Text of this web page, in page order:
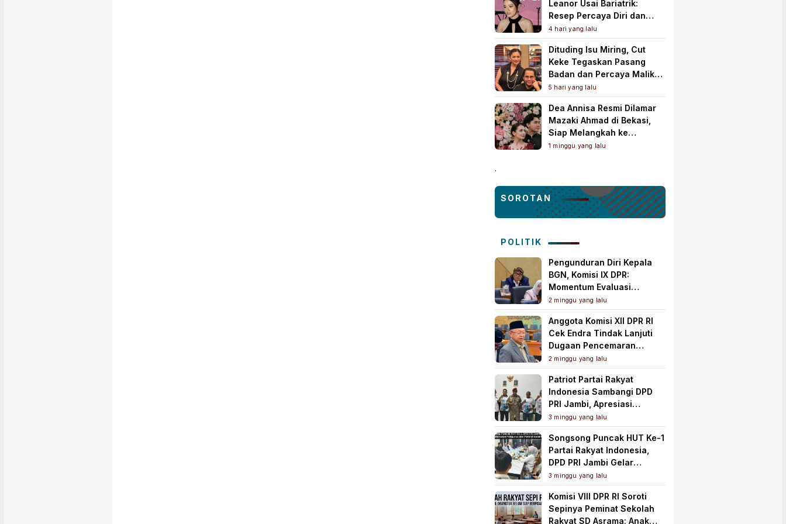
Leanor Usai Bariatrik:
Resep Percaya Diri dan
Rahasia Body Shaping
Tampil Standout
4 hari yang lalu
Dituding Isu Miring, Cut
Keke Tegaskan Pasang
Badan dan Percaya Malik
Bawazier
5 hari yang lalu
Dea Annisa Resmi Dilamar
Mazaki Ahmad di Bekasi,
Siap Melangkah ke
Pelaminan
1 minggu yang lalu
.
SOROTAN
POLITIK
Pengunduran Diri Kepala
BGN, Komisi IX DPR:
Momentum Evaluasi
Menyeluruh Program MBG
2 minggu yang lalu
Anggota Komisi XII DPR RI
Cek Endra Tindak Lanjuti
Dugaan Pencemaran
Lingkungan PT Samudera
Mahkota Mas
2 minggu yang lalu
Patriot Partai Rakyat
Indonesia Sambangi DPD
PRI Jambi, Apresiasi
Kesiapan dan Dukung Asta
Cita Presiden
3 minggu yang lalu
Songsong Puncak HUT Ke-1
Partai Rakyat Indonesia,
DPD PRI Jambi Gelar
Perkenalan Pengurus dan
Pererat Soliditas
3 minggu yang lalu
Komisi VIII DPR RI Soroti
Sepinya Peminat Sekolah
Rakyat SD Asrama: Anak